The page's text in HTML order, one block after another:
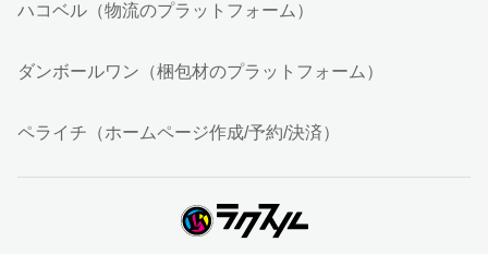
ハコベル（物流のプラットフォーム）
ダンボールワン（梱包材のプラットフォーム）
ペライチ（ホームページ作成/予約/決済）